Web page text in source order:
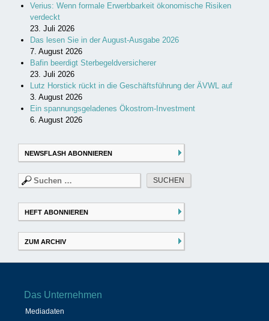
Verius: Wenn formale Erwerbbarkeit ökonomische Risiken
verdeckt
23. Juli 2026
Das lesen Sie in der August-Ausgabe 2026
7. August 2026
Bafin beerdigt Sterbegeldversicherer
23. Juli 2026
Lutz Horstick rückt in die Geschäftsführung der ÄVWL auf
3. August 2026
Ein spannungsgeladenes Ökostrom-Investment
6. August 2026
NEWSFLASH ABONNIEREN
Suchen
nach:
HEFT ABONNIEREN
ZUM ARCHIV
Das Unternehmen
Mediadaten